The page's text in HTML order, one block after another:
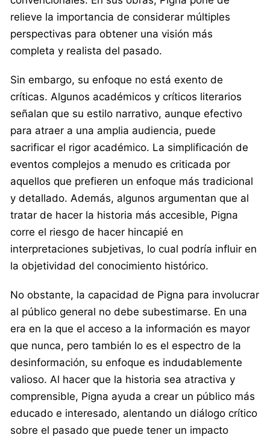
relieve la importancia de considerar múltiples
perspectivas para obtener una visión más
completa y realista del pasado.
Sin embargo, su enfoque no está exento de
críticas. Algunos académicos y críticos literarios
señalan que su estilo narrativo, aunque efectivo
para atraer a una amplia audiencia, puede
sacrificar el rigor académico. La simplificación de
eventos complejos a menudo es criticada por
aquellos que prefieren un enfoque más tradicional
y detallado. Además, algunos argumentan que al
tratar de hacer la historia más accesible, Pigna
corre el riesgo de hacer hincapié en
interpretaciones subjetivas, lo cual podría influir en
la objetividad del conocimiento histórico.
No obstante, la capacidad de Pigna para involucrar
al público general no debe subestimarse. En una
era en la que el acceso a la información es mayor
que nunca, pero también lo es el espectro de la
desinformación, su enfoque es indudablemente
valioso. Al hacer que la historia sea atractiva y
comprensible, Pigna ayuda a crear un público más
educado e interesado, alentando un diálogo crítico
sobre el pasado que puede tener un impacto